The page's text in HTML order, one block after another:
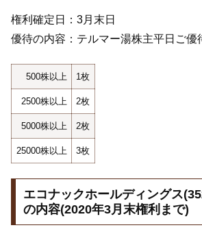
権利確定日：3月末日
優待の内容：テルマー湯株主平日ご優
500株以上 1枚
2500株以上 2枚
5000株以上 2枚
25000株以上 3枚
エコナックホールディングス
の内容(2020年3月末権利まで)